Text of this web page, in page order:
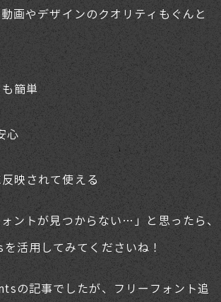
画やデザインのクオリティもぐんと
簡単
心
映されて使える
ォントが見つからない…」と思ったら、
活用してみてくださいね！
の記事でしたが、フリーフォント追